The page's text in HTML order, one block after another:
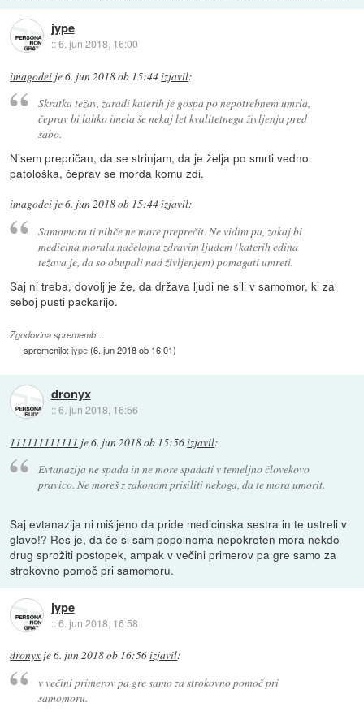
jype
::6. jun 2018, 16:00
imagodei je6. jun 2018 ob 15:44izjavil:
Skratka težav, zaradi katerih je gospa po nepotrebnem umrla,
čeprav bi lahko imela še nekaj let kvalitetnega življenja pred
sabo.
Nisem prepričan, da se strinjam, da je želja po smrti vedno
patološka, čeprav se morda komu zdi.
imagodei je6. jun 2018 ob 15:44izjavil:
Samomora ti nihče ne more preprečit. Ne vidim pa, zakaj bi
medicina morala načeloma zdravim ljudem (katerih edina
težava je, da so obupali nad življenjem) pomagati umreti.
Saj ni treba, dovolj je že, da država ljudi ne sili v samomor, ki za
seboj pusti packarijo.
Zgodovina sprememb…
spremenilo:jype(6. jun 2018 ob 16:01)
dronyx
::6. jun 2018, 16:56
111111111111 je6. jun 2018 ob 15:56izjavil:
Evtanazija ne spada in ne more spadati v temeljno človekovo
pravico. Ne moreš z zakonom prisiliti nekoga, da te mora umorit.
Saj evtanazija ni mišljeno da pride medicinska sestra in te ustreli v
glavo!? Res je, da če si sam popolnoma nepokreten mora nekdo
drug sprožiti postopek, ampak v večini primerov pa gre samo za
strokovno pomoč pri samomoru.
jype
::6. jun 2018, 16:58
dronyx je6. jun 2018 ob 16:56izjavil:
v večini primerov pa gre samo za strokovno pomoč pri
samomoru.